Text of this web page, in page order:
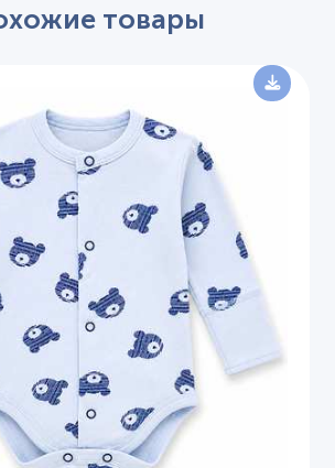
товары